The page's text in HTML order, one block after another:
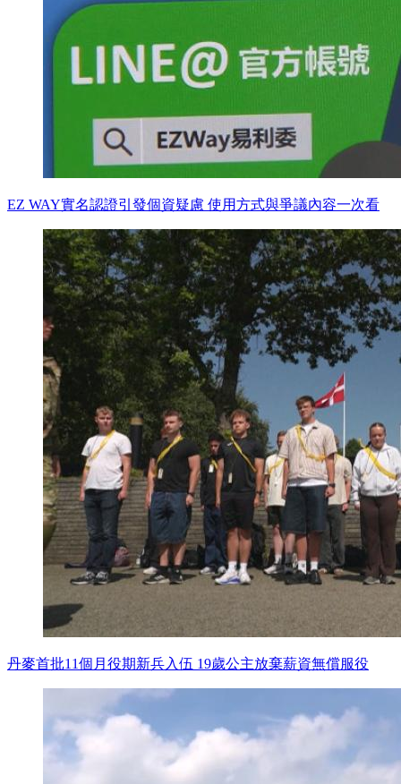
EZ WAY實名認證引發個資疑慮 使用方式與爭議內容一次看
丹麥首批11個月役期新兵入伍 19歲公主放棄薪資無償服役